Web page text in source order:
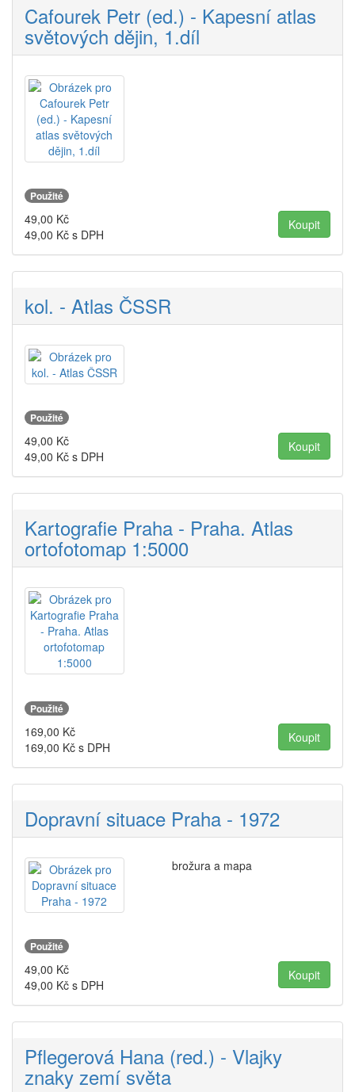
Cafourek Petr (ed.) - Kapesní atlas
světových dějin, 1.díl
Použité
49,00 Kč
49,00 Kč s DPH
kol. - Atlas ČSSR
Použité
49,00 Kč
49,00 Kč s DPH
Kartografie Praha - Praha. Atlas
ortofotomap 1:5000
Použité
169,00 Kč
169,00 Kč s DPH
Dopravní situace Praha - 1972
brožura a mapa
Použité
49,00 Kč
49,00 Kč s DPH
Pflegerová Hana (red.) - Vlajky
znaky zemí světa